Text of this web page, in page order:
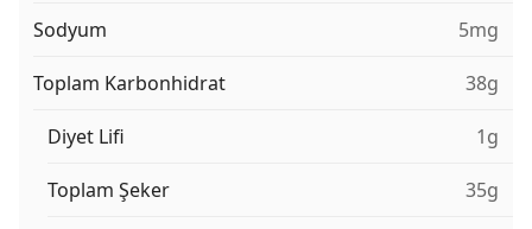
Sodyum 5mg
Toplam Karbonhidrat 38g
Diyet Lifi 1g
Toplam Şeker 35g